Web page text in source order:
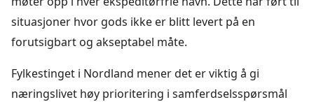
situasjoner hvor gods ikke er blitt levert på en
forutsigbart og akseptabel måte.
Fylkestinget i Nordland mener det er viktig å gi
næringslivet høy prioritering i samferdselsspørsmål